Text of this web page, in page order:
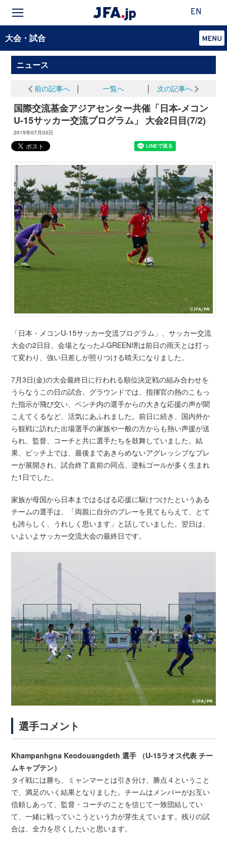
EN
大会・試合
ニュース
前の記事へ 一覧へ 次の記事へ
国際交流基金アジアセンター共催「日本-メコン
U-15サッカー交流プログラム」 大会2日目(7/2)
2015年07月03日
「日本・メコンU-15サッカー交流プログラム」、サッカー交流
大会の2日目、会場となったJ-GREEN堺は前日の雨天とは打っ
て変わり、強い日差しが照りつける晴天になりました。
7月3日(金)の大会最終日に行われる順位決定戦の組み合わせを
うらなうこの日の試合。グラウンドでは、指揮官の熱のこもっ
た指示が飛び交い、ベンチ内の選手からの大きな応援の声が聞
こえてくるなど、活気にあふれました。前日に続き、国内外か
ら観戦に訪れた出場選手の家族や一般の方からも熱い声援が送
られ、監督、コーチと共に選手たちを鼓舞していました。結
果、ピッチ上では、最後まであきらめないアグレッシブなプレ
ーが展開され、試合終了直前の同点、逆転ゴールが多く生まれ
た1日でした。
家族が母国から日本まではるばる応援に駆けつけたというある
チームの選手は、「両親に自分のプレーを見てもらえて、とて
も誇らしく、うれしく思います」と話していました。翌日は、
いよいよサッカー交流大会の最終日です。
選手コメント
Khampanhgna Keodouangdeth 選手 （U-15ラオス代表 チー
ムキャプテン）
タイ戦には勝ち、ミャンマーとは引き分け、勝点４ということ
で、満足のいく結果となりました。チームはメンバーがお互い
信頼しあって、監督・コーチのことを信じて一致団結してい
て、一緒に戦っていこうという力が芽生えています。残りの試
合は、全力を尽くしたいと思います。